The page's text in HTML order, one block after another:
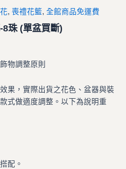
, 喪禮花籃, 全館商品免運費
珠 (單盆買斷)
物調整原則
果，實際出貨之花色、盆器與裝
式做適度調整。以下為說明重
配。